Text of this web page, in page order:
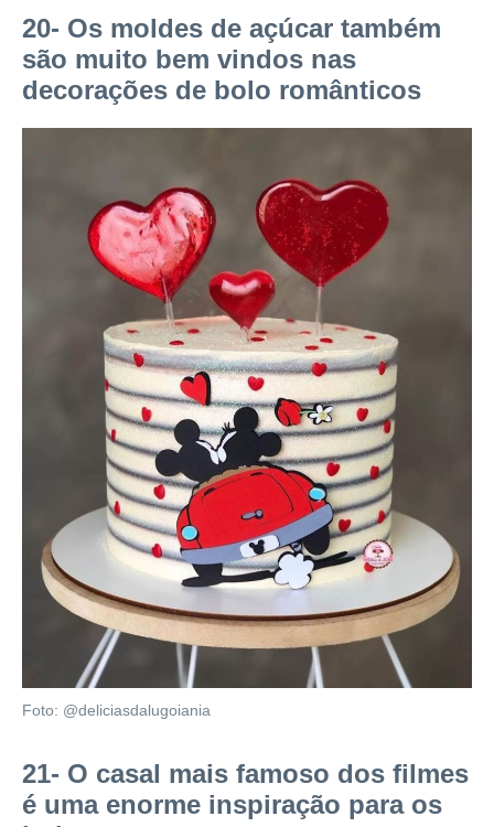
20- Os moldes de açúcar também
são muito bem vindos nas
decorações de bolo românticos
Foto: @deliciasdalugoiania
21- O casal mais famoso dos filmes
é uma enorme inspiração para os